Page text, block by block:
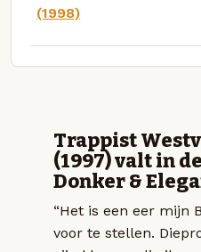
(1998)
Trappist
(1997) valt in
Donker &
“Het is een eer mijn
voor te stellen.